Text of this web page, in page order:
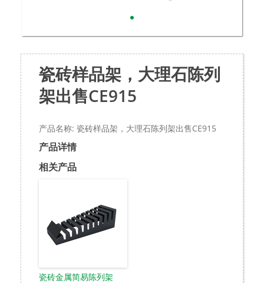
瓷砖样品架，大理石陈列
架出售CE915
产品名称: 瓷砖样品架，大理石陈列架出售CE915
产品详情
相关产品
瓷砖金属简易陈列架